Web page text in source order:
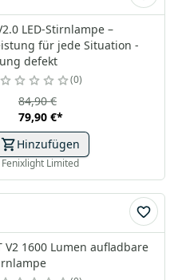
LED-Stirnlampe –
für jede Situation -
defekt
0
79,90 €*
84,90 €
Hinzufügen
Fenixlight Limited
V2 1600 Lumen aufladbare